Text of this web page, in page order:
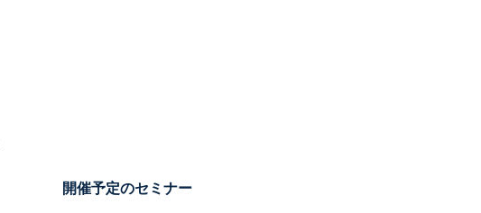
開催予定のセミナー